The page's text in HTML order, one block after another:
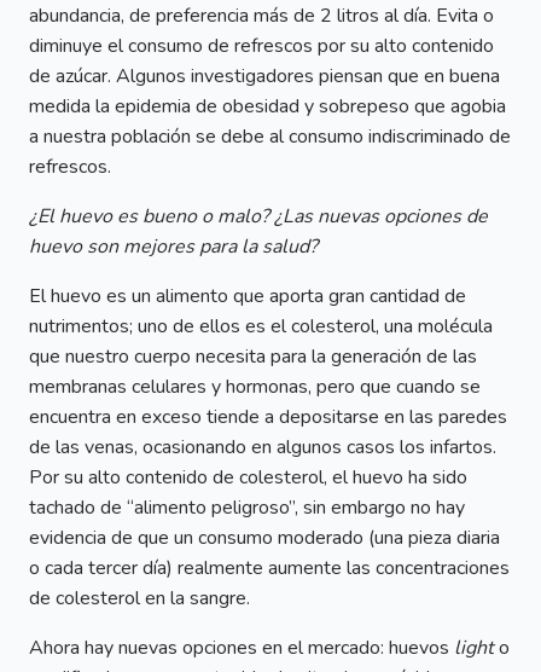
abundancia, de preferencia más de 2 litros al día. Evita o
diminuye el consumo de refrescos por su alto contenido
de azúcar. Algunos investigadores piensan que en buena
medida la epidemia de obesidad y sobrepeso que agobia
a nuestra población se debe al consumo indiscriminado de
refrescos.
¿El huevo es bueno o malo? ¿Las nuevas opciones de
huevo son mejores para la salud?
El huevo es un alimento que aporta gran cantidad de
nutrimentos; uno de ellos es el colesterol, una molécula
que nuestro cuerpo necesita para la generación de las
membranas celulares y hormonas, pero que cuando se
encuentra en exceso tiende a depositarse en las paredes
de las venas, ocasionando en algunos casos los infartos.
Por su alto contenido de colesterol, el huevo ha sido
tachado de “alimento peligroso”, sin embargo no hay
evidencia de que un consumo moderado (una pieza diaria
o cada tercer día) realmente aumente las concentraciones
de colesterol en la sangre.
Ahora hay nuevas opciones en el mercado: huevos lighto